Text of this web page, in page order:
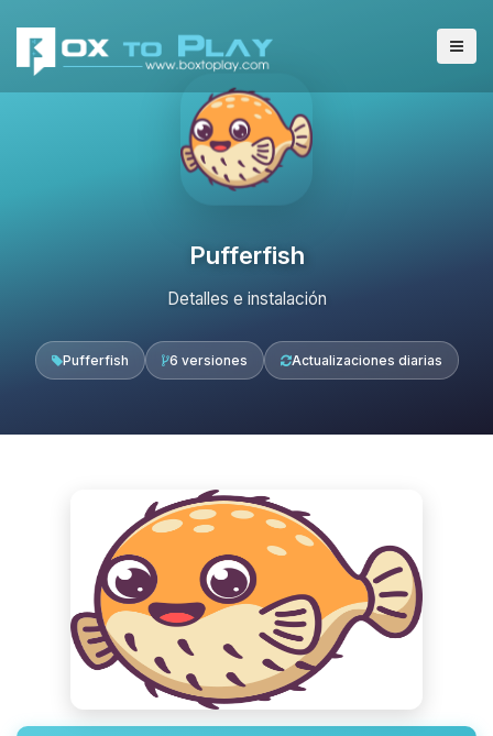
Pufferfish
Detalles e instalación
Pufferfish 6 versiones Actualizaciones diarias